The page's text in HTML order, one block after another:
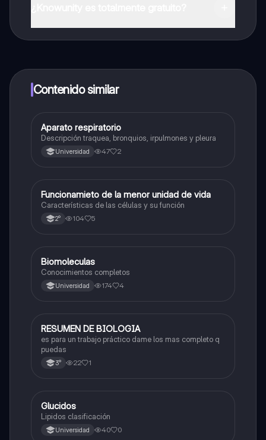
a determinadas funciones.
Contenido similar
Biología
Aparato respiratorio
Descripción traquea, bronquios, irpulmones y pleura
Universidad 47 2
Biología
Funcionamieto de la menor unidad de vida
Características de las células y su función
2° 104 5
Biología
Biomoleculas
Conocimientos completos
Universidad 174 4
Biología
RESUMEN DE BIOLOGIA
es para un trabajo práctico dame los mas completo q
puedas
3° 22 1
Biología
Glucidos
Lipidos clasificación
Universidad 40 0